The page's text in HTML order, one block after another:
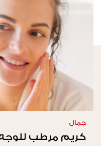
جمال
كريم مرطب